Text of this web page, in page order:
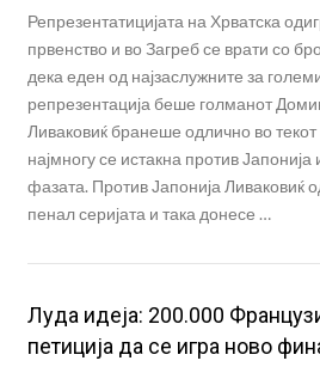
Репрезентатицијата на Хрватска
првенство и во Загреб се врати со
дека еден од најзаслужните за
репрезентација беше голманот
Ливаковиќ бранеше одлично во
најмногу се истакна против
фазата. Против Јапонија Ливаковиќ
пенал серијата и така донесе …
Луда идеја: 200.000
петиција да се игра ново